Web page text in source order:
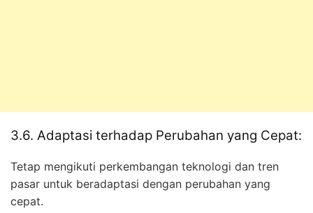
3.6. Adaptasi terhadap Perubahan yang Cepat:
Tetap mengikuti perkembangan teknologi dan tren
pasar untuk beradaptasi dengan perubahan yang
cepat.